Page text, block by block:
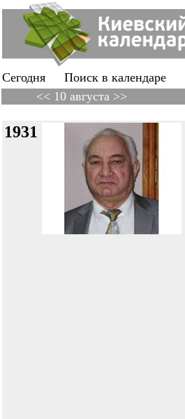
Сегодня Поиск в календаре
<< 10 августа >>
1931